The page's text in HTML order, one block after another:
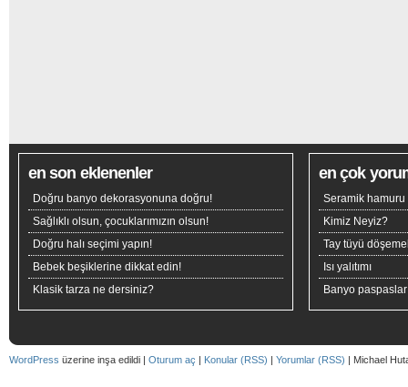
en son eklenenler
Doğru banyo dekorasyonuna doğru!
Sağlıklı olsun, çocuklarımızın olsun!
Doğru halı seçimi yapın!
Bebek beşiklerine dikkat edin!
Klasik tarza ne dersiniz?
en çok
Seramik hamuru
Kimiz Neyiz?
Tay tüyü
Isı yalıtımı
Banyo
WordPress üzerine inşa edildi | Oturum aç | Konular (RSS) | Yorumlar (RSS) | Michael